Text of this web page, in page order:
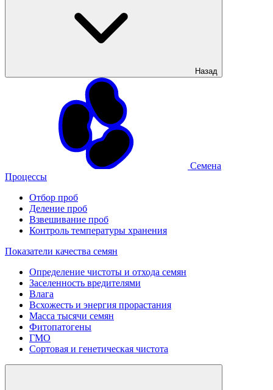
Назад
Семена
Процессы
Отбор проб
Деление проб
Взвешивание проб
Контроль температуры хранения
Показатели качества семян
Определение чистоты и отхода семян
Заселенность вредителями
Влага
Всхожесть и энергия прорастания
Масса тысячи семян
Фитопатогены
ГМО
Сортовая и генетическая чистота